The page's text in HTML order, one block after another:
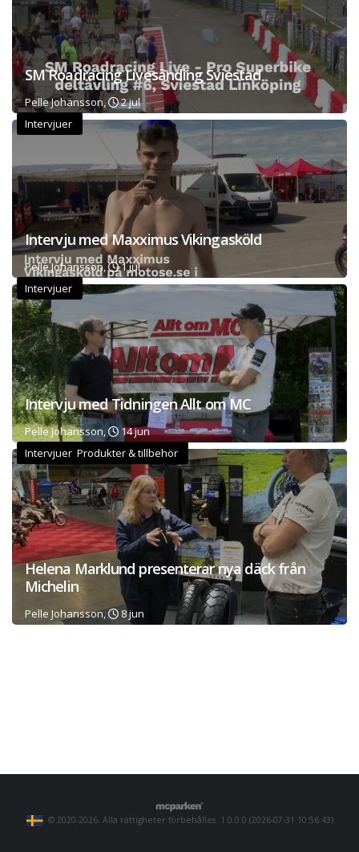
SM Roadracing Livesänding Sviestad
Pelle Johansson,
2 jul
Intervjuer
Intervju med Maxximus Vikingasköld
Pelle Johansson,
1 jul
Intervjuer
Intervju med Tidningen Allt om MC
Pelle Johansson,
14 jun
Intervjuer Produkter & tillbehör
Helena Marklund presenterar nya däck från
Michelin
Pelle Johansson, 8 jun
© 2020-2026. Alla rättigheter förbehålles. 1.0.0.0 (2026-07-31 10:56:43)